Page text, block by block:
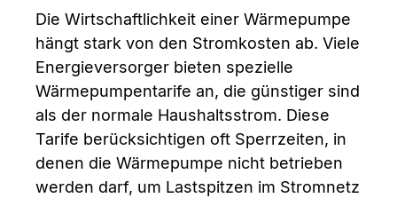
Die Wirtschaftlichkeit einer Wärmepumpe
hängt stark von den Stromkosten ab. Viele
Energieversorger bieten spezielle
Wärmepumpentarife an, die günstiger sind
als der normale Haushaltsstrom. Diese
Tarife berücksichtigen oft Sperrzeiten, in
denen die Wärmepumpe nicht betrieben
werden darf, um Lastspitzen im Stromnetz